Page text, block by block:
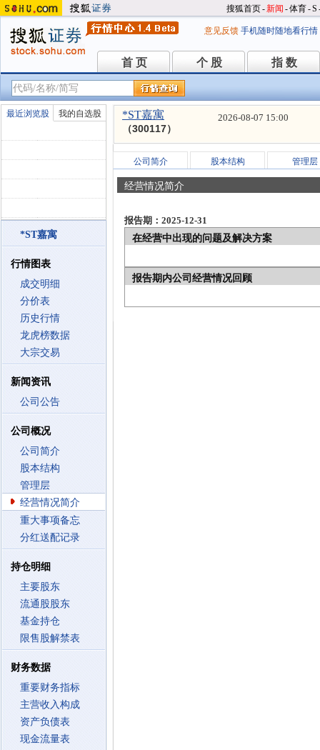
搜狐首页-新闻 -体育-S
意见反馈 手机随时随地看行情
首 页
首 页 个 股
个 股 指 数
指 数
最近浏览股 我的自选股
*ST嘉寓
行情图表
成交明细
分价表
历史行情
龙虎榜数据
大宗交易
新闻资讯
公司公告
公司概况
公司简介
股本结构
管理层
经营情况简介
重大事项备忘
分红送配记录
持仓明细
主要股东
流通股股东
基金持仓
限售股解禁表
财务数据
重要财务指标
主营收入构成
资产负债表
现金流量表
*ST嘉寓
（300117）
2026-08-07 15:00
公司简介 股本结构 管理层
经营情况简介
报告期：2025-12-31
在经营中出现的问题及解决方案
报告期内公司经营情况回顾